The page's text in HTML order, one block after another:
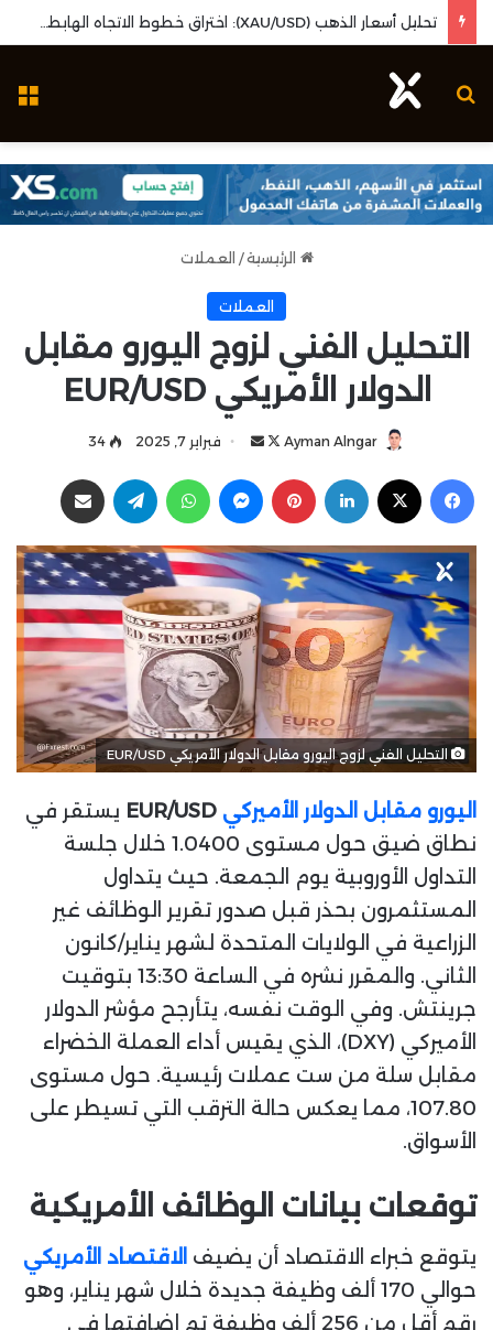
تحليل أسعار الذهب (XAU/USD): اختراق خطوط الاتجاه الهابطة وزخم بيانات البطالة الأمريكية
بحث عن
الرئيسية / العملات
العملات
التحليل الفني لزوج اليورو مقابل
الدولار الأمريكي EUR/USD
Ayman Alngar
ت
ب
ع
ع
ى
X
س
ل
ب
ر
ي
د
ل
ك
ت
و
فبراير 7, 2025 34
التحليل الفني لزوج اليورو مقابل الدولار الأمريكي EUR/USD
اليورو مقابل الدولار الأميركي
يستقر في
نطاق ضيق حول مستوى 1.0400 خلال جلسة
التداول الأوروبية يوم الجمعة. حيث يتداول
المستثمرون بحذر قبل صدور تقرير الوظائف غير
الزراعية في الولايات المتحدة لشهر يناير/كانون
الثاني. والمقرر نشره في الساعة 13:30 بتوقيت
جرينتش. وفي الوقت نفسه، يتأرجح مؤشر الدولار
الأميركي (DXY)، الذي يقيس أداء العملة الخضراء
مقابل سلة من ست عملات رئيسية. حول مستوى
107.80، مما يعكس حالة الترقب التي تسيطر على
الأسواق.
توقعات بيانات الوظائف الأمريكية
يتوقع خبراء الاقتصاد أن يضيف الاقتصاد الأمريكي
حوالي 170 ألف وظيفة جديدة خلال شهر يناير، وهو
رقم أقل من 256 ألف وظيفة تم إضافتها في